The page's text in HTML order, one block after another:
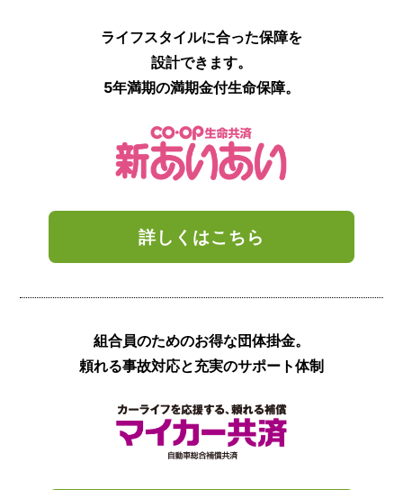
ライフスタイルに合った保障を
設計できます。
5年満期の満期金付生命保障。
詳しくはこちら
組合員のためのお得な団体掛金。
頼れる事故対応と充実のサポート体制